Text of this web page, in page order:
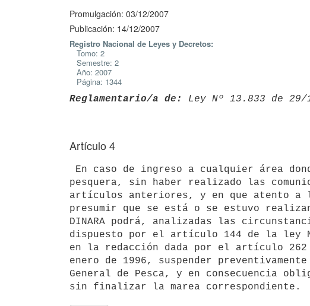
Promulgación: 03/12/2007
Publicación: 14/12/2007
Registro Nacional de Leyes y Decretos:
Tomo: 2
Semestre: 2
Año: 2007
Página: 1344
Reglamentario/a de: Ley Nº 13.833 de
Artículo 4
pesquera, sin haber realizado las
artículos anteriores, y en que atento a
presumir que se está o se estuvo
DINARA podrá, analizadas las
dispuesto por el artículo 144 de la ley
en la redacción dada por el artículo
enero de 1996, suspender
General de Pesca, y en consecuencia